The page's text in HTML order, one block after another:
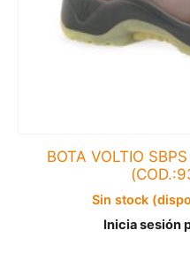
BOTA VOLTIO
Sin stock
Inicia sesión